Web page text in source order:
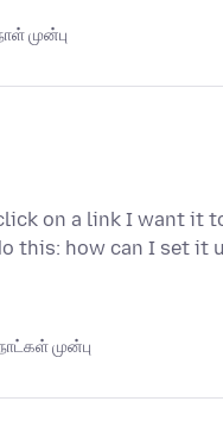
முன்பு
on a link I want
this: how can I set it
முன்பு